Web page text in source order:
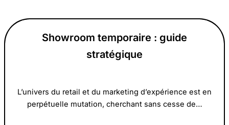
Showroom temporaire : guide
stratégique
L’univers du retail et du marketing d’expérience est en
perpétuelle mutation, cherchant sans cesse de…